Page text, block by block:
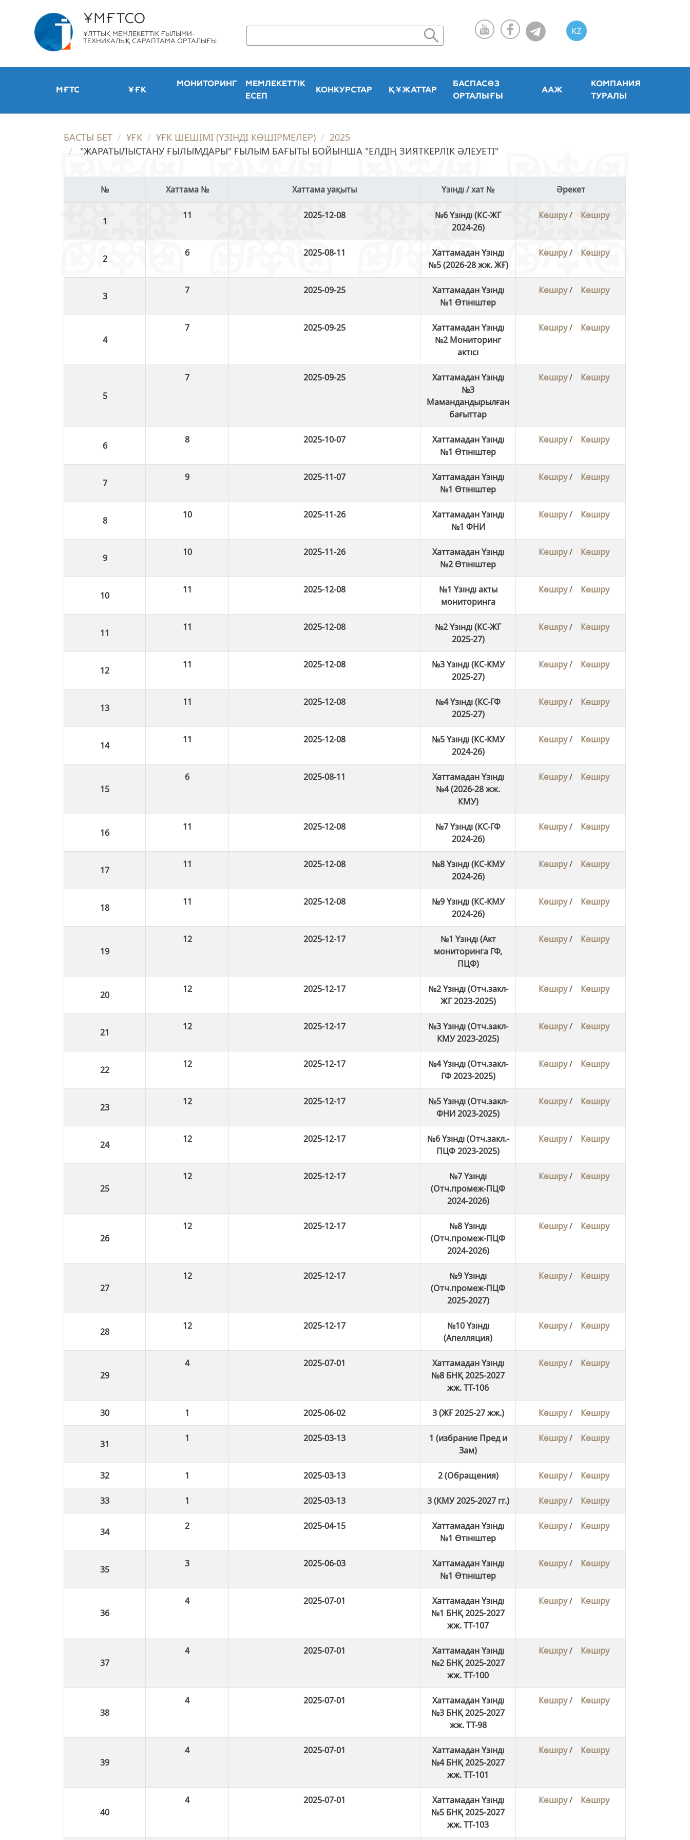
ҰМҒТСО
ҰЛТТЫҚ МЕМЛЕКЕТТІК ҒЫЛЫМИ-
ТЕХНИКАЛЫҚ САРАПТАМА ОРТАЛЫҒЫ
KZ
МҒТС ҰҒК
МОНИТОРИНГ
МЕМЛЕКЕТТІК
ЕСЕП
КОНКУРСТАР ҚҰЖАТТАР
БАСПАСӨЗ
ОРТАЛЫҒЫ
ААЖ
КОМПАНИЯ
ТУРАЛЫ
БАСТЫ БЕТ ҰҒК ҰҒК ШЕШІМІ (ҮЗІНДІ КӨШІРМЕЛЕР)
2025
"ЖАРАТЫЛЫСТАНУ ҒЫЛЫМДАРЫ" ҒЫЛЫМ БАҒЫТЫ БОЙЫНША "ЕЛДІҢ ЗИЯТКЕРЛІК ӘЛЕУЕТІ"
Хаттама № Хаттама уақыты Үзінді / хат № Әрекет
11 2025-12-08
№6 Үзінді (КС-ЖГ
2024-26)
Көшіру/ Көшіру
6 2025-08-11
Хаттамадан Үзінді
№5 (2026-28 жж. ЖҒ)
Көшіру/ Көшіру
7 2025-09-25
Хаттамадан Үзінді
№1 Өтініштер
Көшіру/ Көшіру
7 2025-09-25
Хаттамадан Үзінді
№2 Мониторинг
актісі
Көшіру/ Көшіру
7 2025-09-25
Хаттамадан Үзінді
№3
Мамандандырылған
бағыттар
Көшіру/ Көшіру
8 2025-10-07
Хаттамадан Үзінді
№1 Өтініштер
Көшіру/ Көшіру
9 2025-11-07
Хаттамадан Үзінді
№1 Өтініштер
Көшіру/ Көшіру
10 2025-11-26
Хаттамадан Үзінді
№1 ФНИ
Көшіру/ Көшіру
10 2025-11-26
Хаттамадан Үзінді
№2 Өтініштер
Көшіру/ Көшіру
11 2025-12-08
№1 Үзінді акты
мониторинга
Көшіру/ Көшіру
11 2025-12-08
№2 Үзінді (КС-ЖГ
2025-27)
Көшіру/ Көшіру
11 2025-12-08
№3 Үзінді (КС-КМУ
2025-27)
Көшіру/ Көшіру
11 2025-12-08
№4 Үзінді (КС-ГФ
2025-27)
Көшіру/ Көшіру
11 2025-12-08
№5 Үзінді (КС-КМУ
2024-26)
Көшіру/ Көшіру
6 2025-08-11
Хаттамадан Үзінді
№4 (2026-28 жж.
КМУ)
Көшіру/ Көшіру
11 2025-12-08
№7 Үзінді (КС-ГФ
2024-26)
Көшіру/ Көшіру
11 2025-12-08
№8 Үзінді (КС-КМУ
2024-26)
Көшіру/ Көшіру
11 2025-12-08
№9 Үзінді (КС-КМУ
2024-26)
Көшіру/ Көшіру
12 2025-12-17
№1 Үзінді (Акт
мониторинга ГФ,
ПЦФ)
Көшіру/ Көшіру
12 2025-12-17
№2 Үзінді (Отч.закл-
ЖГ 2023-2025)
Көшіру/ Көшіру
12 2025-12-17
№3 Үзінді (Отч.закл-
КМУ 2023-2025)
Көшіру/ Көшіру
12 2025-12-17
№4 Үзінді (Отч.закл-
ГФ 2023-2025)
Көшіру/ Көшіру
12 2025-12-17
№5 Үзінді (Отч.закл-
ФНИ 2023-2025)
Көшіру/ Көшіру
12 2025-12-17
№6 Үзінді (Отч.закл.-
ПЦФ 2023-2025)
Көшіру/ Көшіру
12 2025-12-17
№7 Үзінді
(Отч.промеж-ПЦФ
2024-2026)
Көшіру/ Көшіру
12 2025-12-17
№8 Үзінді
(Отч.промеж-ПЦФ
2024-2026)
Көшіру/ Көшіру
12 2025-12-17
№9 Үзінді
(Отч.промеж-ПЦФ
2025-2027)
Көшіру/ Көшіру
12 2025-12-17
№10 Үзінді
(Апелляция)
Көшіру/ Көшіру
4 2025-07-01
Хаттамадан Үзінді
№8 БНҚ 2025-2027
жж. ТТ-106
Көшіру/ Көшіру
1 2025-06-02 3 (ЖҒ 2025-27 жж.) Көшіру/ Көшіру
1 2025-03-13
1 (избрание Пред и
Зам)
Көшіру/ Көшіру
1 2025-03-13 2 (Обращения) Көшіру/ Көшіру
1 2025-03-13 3 (КМУ 2025-2027 гг.) Көшіру/ Көшіру
2 2025-04-15
Хаттамадан Үзінді
№1 Өтініштер
Көшіру/ Көшіру
3 2025-06-03
Хаттамадан Үзінді
№1 Өтініштер
Көшіру/ Көшіру
4 2025-07-01
Хаттамадан Үзінді
№1 БНҚ 2025-2027
жж. ТТ-107
Көшіру/ Көшіру
4 2025-07-01
Хаттамадан Үзінді
№2 БНҚ 2025-2027
жж. ТТ-100
Көшіру/ Көшіру
4 2025-07-01
Хаттамадан Үзінді
№3 БНҚ 2025-2027
жж. ТТ-98
Көшіру/ Көшіру
4 2025-07-01
Хаттамадан Үзінді
№4 БНҚ 2025-2027
жж. ТТ-101
Көшіру/ Көшіру
4 2025-07-01
Хаттамадан Үзінді
№5 БНҚ 2025-2027
жж. ТТ-103
Көшіру/ Көшіру